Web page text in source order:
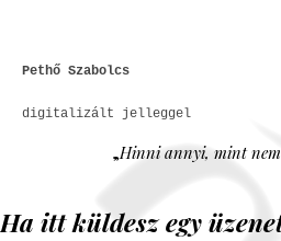
Pethő Szabolcs
digitalizált jelleggel
„Hinni annyi, mint
Ha itt küldesz egy